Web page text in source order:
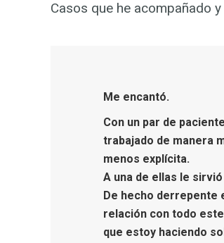
Casos que he acompañado
Me encantó.
Con un par de
trabajado de manera
menos explícita.
A una de ellas le
De hecho derrepente
relación con todo
que estoy haciendo